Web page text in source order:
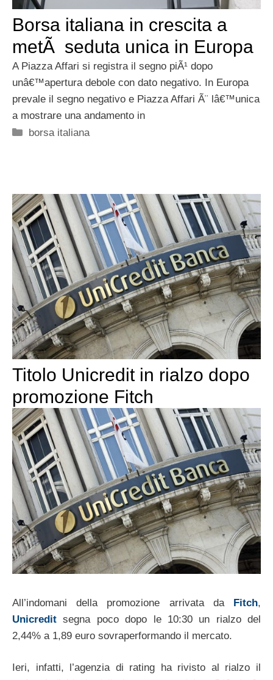
Borsa italiana in crescita a
metÃ seduta unica in Europa
A Piazza Affari si registra il segno piÃ¹ dopo
unâ€™apertura debole con dato negativo. In Europa
prevale il segno negativo e Piazza Affari Ã¨ lâ€™unica
a mostrare una andamento in
Categorie
borsa italiana
Titolo Unicredit in rialzo dopo
promozione Fitch
All’indomani della promozione arrivata da Fitch,
Unicredit segna poco dopo le 10:30 un rialzo del
2,44% a 1,89 euro sovraperformando il mercato.
Ieri, infatti, l’agenzia di rating ha rivisto al rialzo il